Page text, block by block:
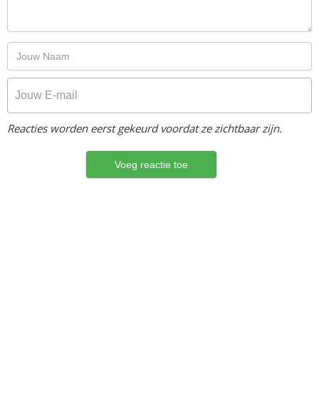
Reacties worden eerst gekeurd voordat ze zichtbaar zijn.